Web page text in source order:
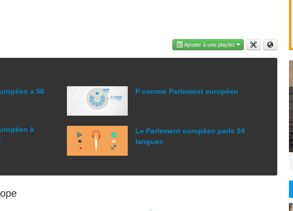
Ajouter à une playlist
a 50
à
P comme Parlement européen
Le Parlement européen parle 24
langues